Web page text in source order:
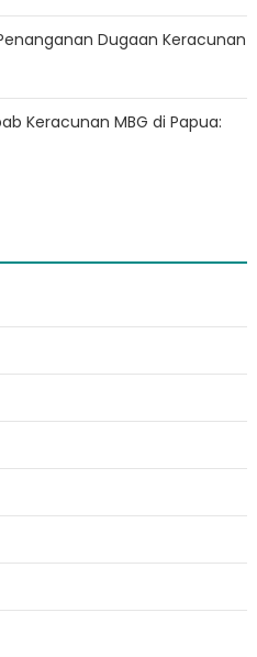
Dugaan Keracunan
Keracunan MBG di Papua: